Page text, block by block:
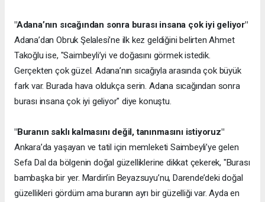
"Adana’nın sıcağından sonra burası insana çok iyi geliyor"
Adana’dan Obruk Şelalesi’ne ilk kez geldiğini belirten Ahmet
Takoğlu ise, "Saimbeyli’yi ve doğasını görmek istedik.
Gerçekten çok güzel. Adana’nın sıcağıyla arasında çok büyük
fark var. Burada hava oldukça serin. Adana sıcağından sonra
burası insana çok iyi geliyor" diye konuştu.
"Buranın saklı kalmasını değil, tanınmasını istiyoruz"
Ankara’da yaşayan ve tatil için memleketi Saimbeyli’ye gelen
Sefa Dal da bölgenin doğal güzelliklerine dikkat çekerek, "Burası
bambaşka bir yer. Mardin’in Beyazsuyu’nu, Darende’deki doğal
güzellikleri gördüm ama buranın ayrı bir güzelliği var. Ayda en